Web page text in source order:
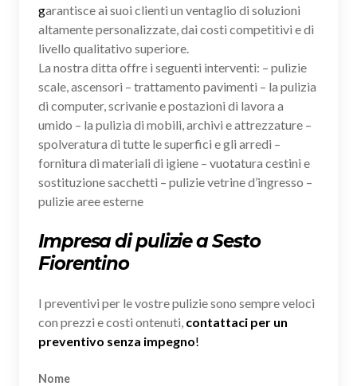
garantisce ai suoi clienti un ventaglio di soluzioni
altamente personalizzate, dai costi competitivi e di
livello qualitativo superiore.
La nostra ditta offre i seguenti interventi: – pulizie
scale, ascensori – trattamento pavimenti – la pulizia
di computer, scrivanie e postazioni di lavora a
umido – la pulizia di mobili, archivi e attrezzature –
spolveratura di tutte le superfici e gli arredi –
fornitura di materiali di igiene – vuotatura cestini e
sostituzione sacchetti – pulizie vetrine d’ingresso –
pulizie aree esterne
Impresa di pulizie a Sesto
Fiorentino
I preventivi per le vostre pulizie sono sempre veloci
con prezzi e costi ontenuti, contattaci per un
preventivo senza impegno!
Nome